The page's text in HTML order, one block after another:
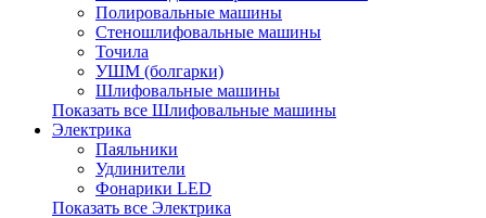
Полировальные машины
Стеношлифовальные машины
Точила
УШМ (болгарки)
Шлифовальные машины
Показать все Шлифовальные машины
Электрика
Паяльники
Удлинители
Фонарики LED
Показать все Электрика